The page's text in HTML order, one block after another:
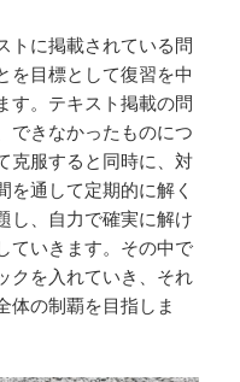
トに掲載されている問
を目標として復習を中
す。テキスト掲載の問
できなかったものにつ
克服すると同時に、対
を通して定期的に解く
し、自力で確実に解け
ていきます。その中で
クを入れていき、それ
体の制覇を目指しま